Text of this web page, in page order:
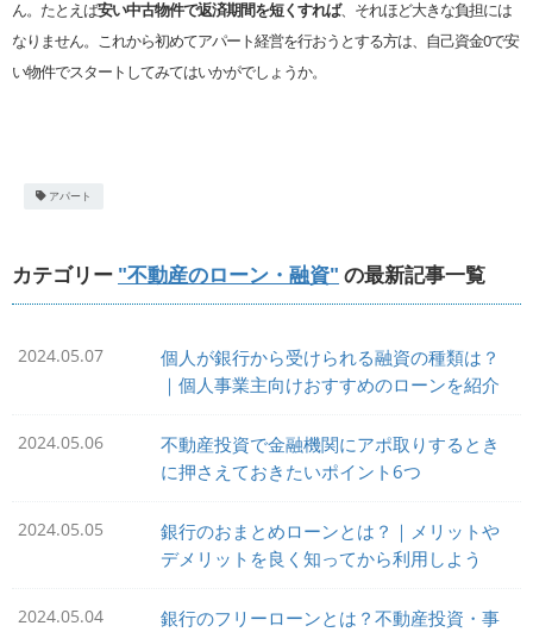
ん。たとえば安い中古物件で返済期間を短くすれば、それほど大きな負担には
なりません。これから初めてアパート経営を行おうとする方は、自己資金0で安
い物件でスタートしてみてはいかがでしょうか。
アパート
カテゴリー "不動産のローン・融資" の最新記事一覧
2024.05.07
個人が銀行から受けられる融資の種類は？
｜個人事業主向けおすすめのローンを紹介
2024.05.06
不動産投資で金融機関にアポ取りするとき
に押さえておきたいポイント6つ
2024.05.05
銀行のおまとめローンとは？｜メリットや
デメリットを良く知ってから利用しよう
2024.05.04
銀行のフリーローンとは？不動産投資・事